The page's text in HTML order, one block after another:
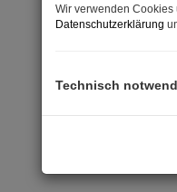
Wir verwenden
Datenschutzerklärung
Technisch